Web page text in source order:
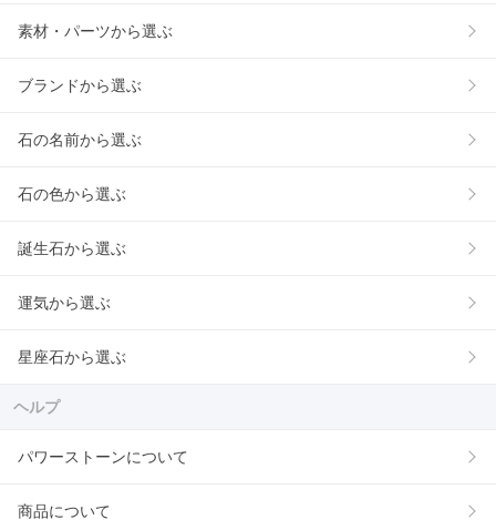
素材・パーツから選ぶ
ブランドから選ぶ
石の名前から選ぶ
石の色から選ぶ
誕生石から選ぶ
運気から選ぶ
星座石から選ぶ
ヘルプ
パワーストーンについて
商品について